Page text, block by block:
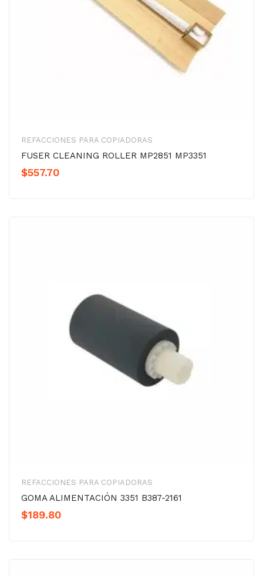
REFACCIONES PARA COPIADORAS
FUSER CLEANING ROLLER MP2851 MP3351
$557.70
REFACCIONES PARA COPIADORAS
GOMA ALIMENTACIÓN 3351 B387-2161
$189.80